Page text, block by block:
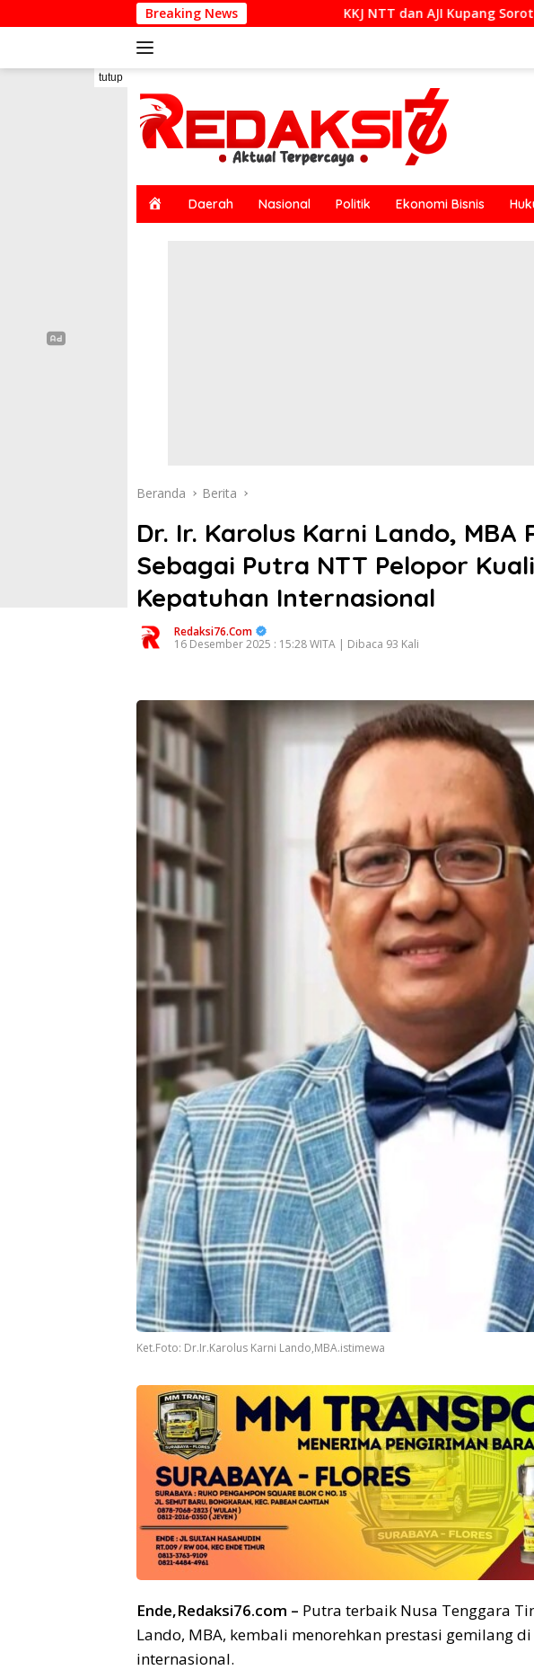
ke
Breaking News
KKJ NTT dan AJI Kupang Soroti Pemberitaan Kasus
tutup
o
Daerah Nasional Politik Ekonomi Bisnis
Beranda Berita
Dr. Ir. Karolus Karni Lando, MBA
Sebagai Putra NTT Pelopor
Kepatuhan Internasional
Redaksi76.com
16 Desember 2025 : 15:28 WITA | Dibaca 93 Kali
Ket.Foto: Dr.Ir.Karolus Karni Lando,MBA.istimewa
Ende,Redaksi76.com – Putra terbaik Nusa Tenggara
Lando, MBA, kembali menorehkan prestasi gemilang
internasional.